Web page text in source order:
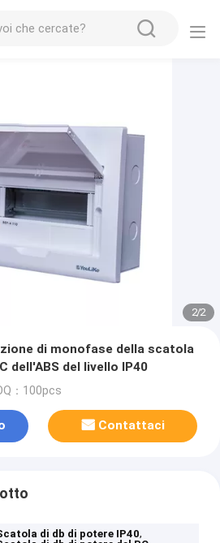
2/2
di monofase della scatola
dell'ABS del livello IP40
：100pcs
Contattaci
di db di potere IP40,